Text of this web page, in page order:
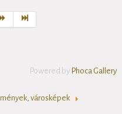
Powered by Phoca Gallery
városképek